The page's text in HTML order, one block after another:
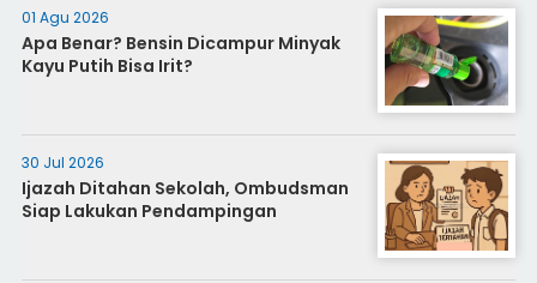
01 Agu 2026
Apa Benar? Bensin Dicampur Minyak
Kayu Putih Bisa Irit?
30 Jul 2026
Ijazah Ditahan Sekolah, Ombudsman
Siap Lakukan Pendampingan